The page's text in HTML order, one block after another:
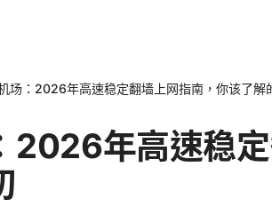
场：2026年高速稳定翻墙上网指南，你该了解
2026年高速稳